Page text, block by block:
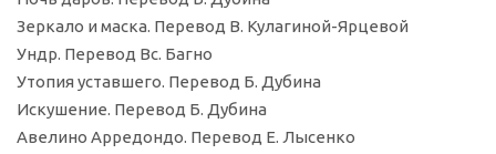
Зеркало и маска. Перевод В. Кулагиной-Ярцевой
Ундр. Перевод Вс. Багно
Утопия уставшего. Перевод Б. Дубина
Искушение. Перевод Б. Дубина
Авелино Арредондо. Перевод Е. Лысенко